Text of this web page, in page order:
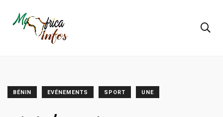
BÉNIN EVÉNEMENTS SPORT UNE